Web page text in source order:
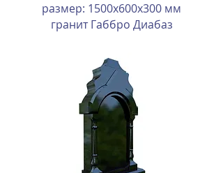
размер: 1500х600х300 мм
гранит Габбро Диабаз